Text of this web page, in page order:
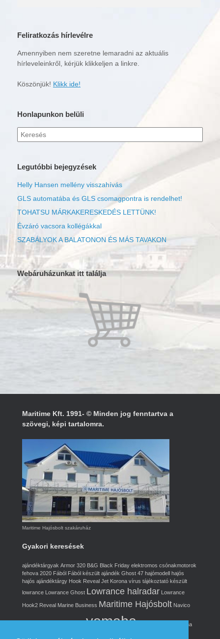
Feliratkozás hírlevélre
Amennyiben nem szeretne lemaradni az aktuális
hírleveleinkről, kérjük klikkeljen a linkre.
Köszönjük! Klikk ide!
Honlapunkon belüli
Keresés
erre:
Legutóbbi bejegyzések
Helly Hansen mellény visszahívás
GLS automatába és GLS csomagpontra is rendelhet!
TOHATSU MÁRKAKERESKEDÉS LETTÜNK!
Évzáró vacsora kollégákkal
SZABÁLYOK A BALATONON ÉS MÁS TAVAKON
Webáruházunkat itt találja
Maritime Kft. 1991- © Minden jog fenntartva a
szövegi, képi tartalomra.
Maritime Hajósbolt szakáruház
Gyakori keresések
ajándéktárgyak Armor 320 B&G Black Friday elektromos csónakmotorok
fehova 2020 Fából Fából készült ajándék Ghost 47 hajómodell
hajós
hajós ajándéktárgy Hook Reveal Jet Korona vírus tájékoztató készült
lowrance
Lowrance Ghost Lowrance halradar Lowrance
Hook2 Reveal Marine Business Maritime Hajósbolt Navico
yamaha
Yamaha